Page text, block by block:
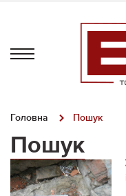
Головна Пошук
Пошук